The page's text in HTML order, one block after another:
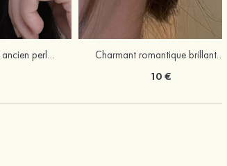
Charmant élégant ancien perle boucles d'oreilles Charmant romantique brillant zircon boucles d'oreilles
10 €